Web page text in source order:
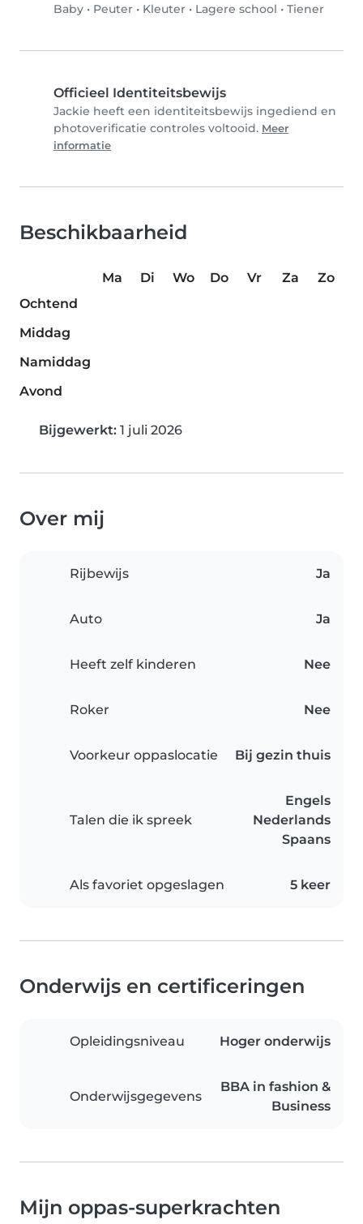
Baby • Peuter • Kleuter • Lagere school • Tiener
Officieel Identiteitsbewijs
Jackie heeft een identiteitsbewijs ingediend en
photoverificatie controles voltooid. Meer
informatie
Beschikbaarheid
Ma Di Wo Do Vr Za
Zo
Ochtend
Middag
Namiddag
Avond
Bijgewerkt: 1 juli 2026
Over mij
Rijbewijs Ja
Auto Ja
Heeft zelf kinderen Nee
Roker Nee
Voorkeur oppaslocatie Bij gezin thuis
Talen die ik spreek
Engels
Nederlands
Spaans
Als favoriet opgeslagen 5 keer
Onderwijs en certificeringen
Opleidingsniveau Hoger onderwijs
Onderwijsgegevens
BBA in fashion &
Business
Mijn oppas-superkrachten